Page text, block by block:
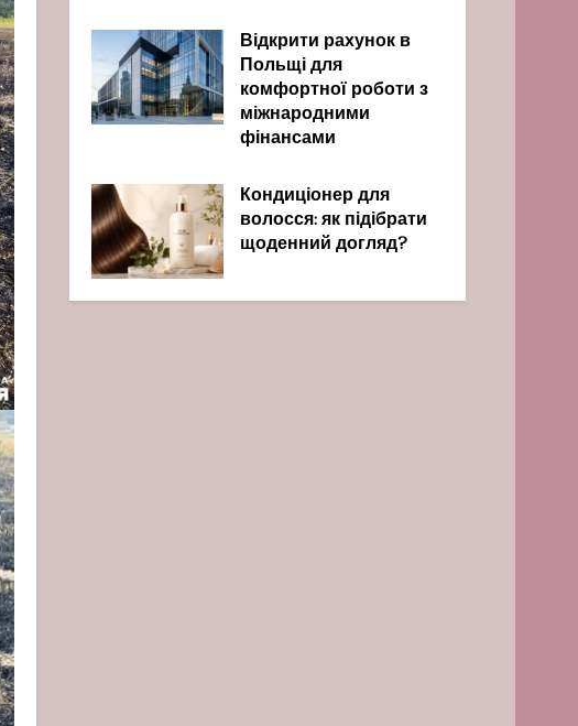
Відкрити рахунок в
Польщі для
комфортної роботи з
міжнародними
фінансами
Кондиціонер для
волосся: як підібрати
щоденний догляд?